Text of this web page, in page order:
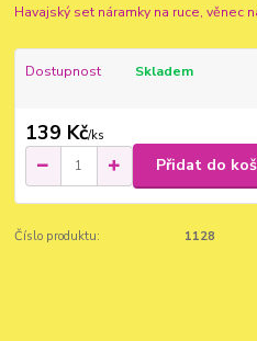
Havajský set náramky na ruce, věnec
Dostupnost Skladem
139 Kč/ks
Přidat do
Číslo produktu: 1128